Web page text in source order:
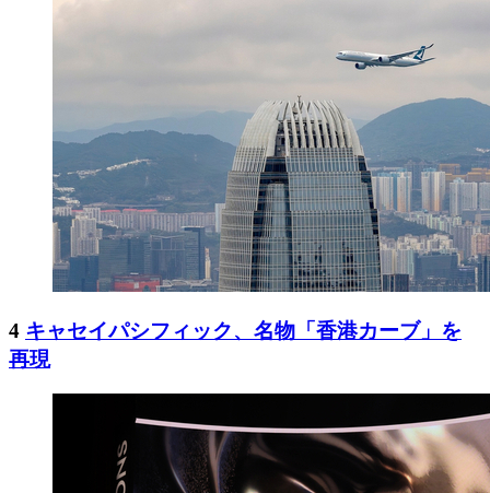
4 キャセイパシフィック、名物「香港カーブ」を
再現